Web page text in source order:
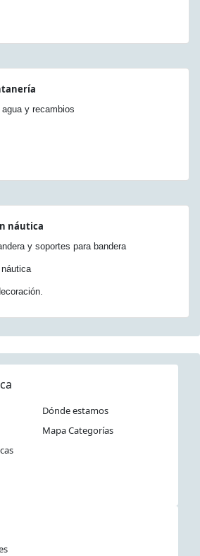
y recambios
náutica
y soportes para bandera
Dónde estamos
Mapa Categorías